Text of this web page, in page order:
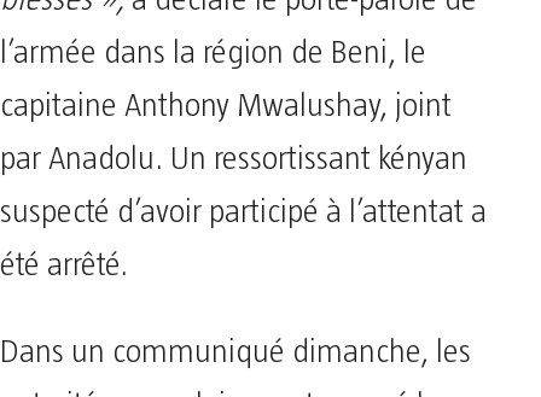
l’armée dans la région de Beni, le
capitaine Anthony Mwalushay, joint
par Anadolu. Un ressortissant kényan
suspecté d’avoir participé à l’attentat a
été arrêté.
Dans un communiqué dimanche, les